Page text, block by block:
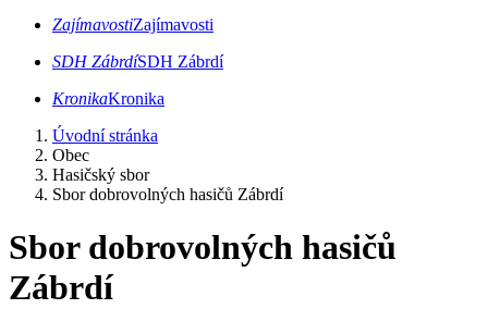
ZajímavostiZajímavosti
SDH ZábrdíSDH Zábrdí
KronikaKronika
Úvodní stránka
Obec
Hasičský sbor
Sbor dobrovolných hasičů Zábrdí
Sbor dobrovolných hasičů
Zábrdí